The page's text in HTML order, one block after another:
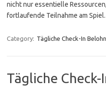
nicht nur essentielle
fortlaufende Teilnahme am
Category: Tägliche Check-In
Tägliche